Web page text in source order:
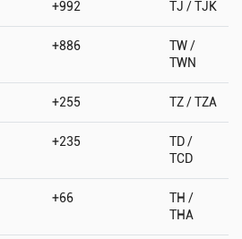
+992 TJ / TJK
+886
TW /
TWN
+255 TZ / TZA
+235
TD /
TCD
+66
TH /
THA